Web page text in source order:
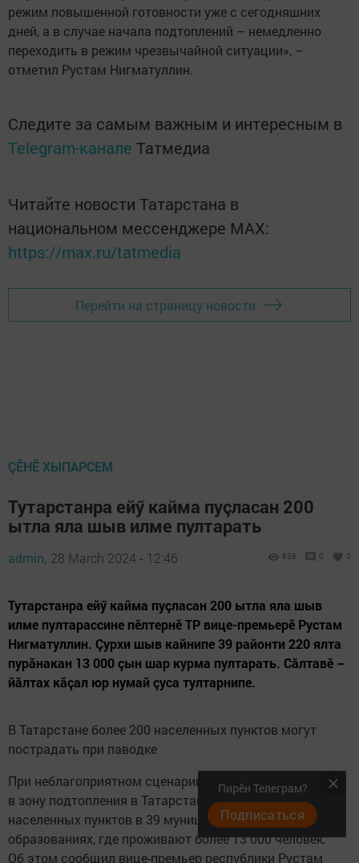
режим повышенной готовности уже с сегодняшних
дней, а в случае начала подтоплений – немедленно
переходить в режим чрезвычайной ситуации», –
отметил Рустам Нигматуллин.
Следите за самым важным и интересным в
Telegram-канале Татмедиа
Читайте новости Татарстана в
национальном мессенджере MАХ:
https://max.ru/tatmedia
Перейти на страницу новости
ÇӖНӖ ХЫПАРСЕМ
Тутарстанра ейӳ кайма пуçласан 200
ытла яла шыв илме пултарать
admin, 28 March 2024 - 12:46 636 0 0
Тутарстанра ейӳ кайма пуçласан 200 ытла яла шыв
илме пултарассине пӗлтернӗ ТР вице-премьерӗ Рустам
Нигматуллин. Çурхи шыв кайнипе 39 районти 220 ялта
пурăнакан 13 000 çын шар курма пултарать. Сăлтавӗ –
йăлтах кăçал юр нумай çуса тултарнипе.
В Татарстане более 200 населенных пунктов могут
пострадать при паводке
При неблагоприятном сценарии развития половодья
в зону подтопления в Татарстане могут попасть 220
населенных пунктов в 39 муниципальных
образованиях, где проживают более 13 000 человек.
Об этом сообщил вице-премьер республики Рустам
Пирӗн Телеграм?
Подписаться